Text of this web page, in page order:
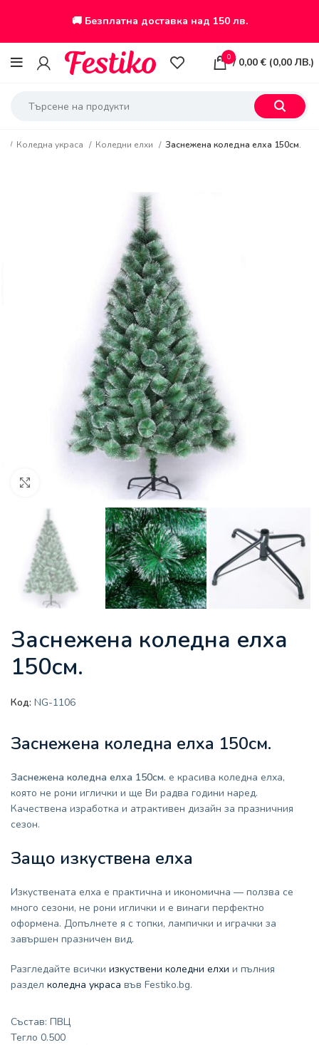
🚚 Безплатна доставка над 150 лв.
0 / 0,00€ (0,00 ЛВ.)
Коледна украса Коледни елхи Заснежена коледна елха 150см.
Заснежена коледна елха
150см.
Код: NG-1106
Заснежена коледна елха 150см.
Заснежена коледна елха 150см. е красива коледна елха,
която не рони иглички и ще Ви радва години наред.
Качествена изработка и атрактивен дизайн за празничния
сезон.
Защо изкуствена елха
Изкуствената елха е практична и икономична — ползва се
много сезони, не рони иглички и е винаги перфектно
оформена. Допълнете я с топки, лампички и играчки за
завършен празничен вид.
Разгледайте всички изкуствени коледни елхи и пълния
раздел коледна украса във Festiko.bg.
Състав: ПВЦ
Тегло 0.500